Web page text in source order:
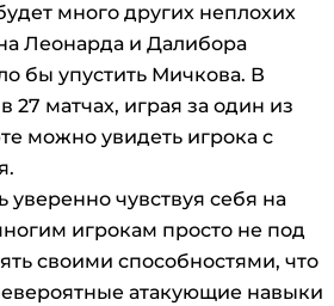
много других неплохих
Леонарда и Далибора
бы упустить Мичкова. В
матчах, играя за один из
можно увидеть игрока с
чувствуя себя на
игрокам просто не под
своими способностями, что
атакующие навыки